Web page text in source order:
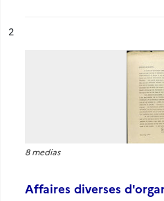
n°
2
8 medias
Affaires diverses